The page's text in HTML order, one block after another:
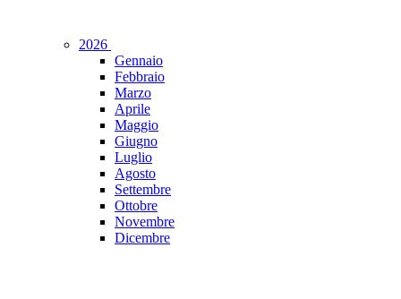
2026
Gennaio
Febbraio
Marzo
Aprile
Maggio
Giugno
Luglio
Agosto
Settembre
Ottobre
Novembre
Dicembre